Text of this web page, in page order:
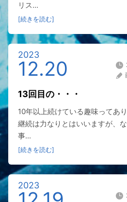
リス...
[続きを読む]
2023
12.20
13回目の・・・
10年以上続けている趣味ってあ
継続は力なりとはいいますが、
事...
[続きを読む]
2023